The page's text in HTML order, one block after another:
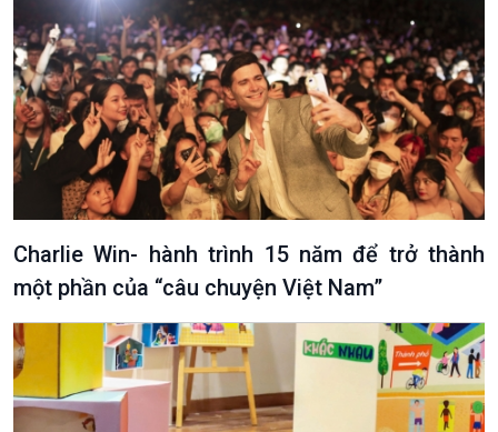
Charlie Win- hành trình 15 năm để trở thành
một phần của “câu chuyện Việt Nam”